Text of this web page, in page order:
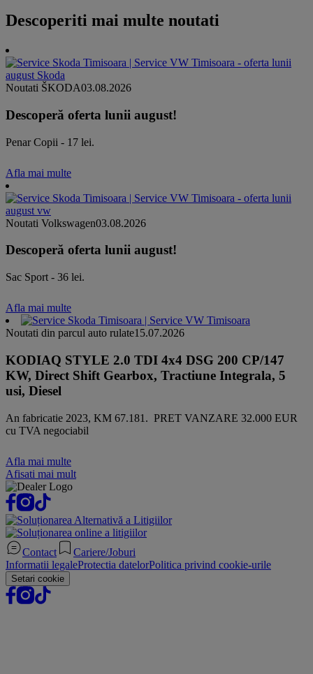
Descoperiti mai multe noutati
Noutati ŠKODA03.08.2026
Descoperă oferta lunii august!
Penar Copii - 17 lei.
Afla mai multe
Noutati Volkswagen03.08.2026
Descoperă oferta lunii august!
Sac Sport - 36 lei.
Afla mai multe
Noutati din parcul auto rulate15.07.2026
KODIAQ STYLE 2.0 TDI 4x4 DSG 200 CP/147
KW, Direct Shift Gearbox, Tractiune Integrala, 5
usi, Diesel
An fabricatie 2023, KM 67.181. PRET VANZARE 32.000 EUR
cu TVA negociabil
Afla mai multe
Afisati mai mult
Contact
Cariere/Joburi
Informatii legaleProtectia datelorPolitica privind cookie-urile
Setari cookie